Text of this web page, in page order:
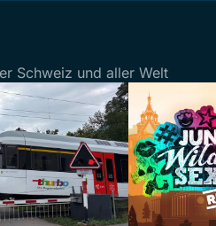
Schweiz und aller Welt